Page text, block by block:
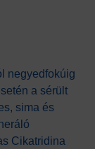
negyedfokúig
a sérült
sima és
Cikatridina